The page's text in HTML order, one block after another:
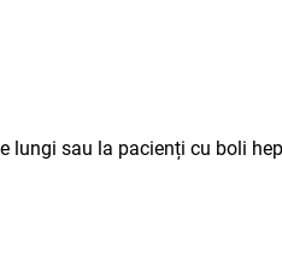
lungi sau la pacienți cu boli